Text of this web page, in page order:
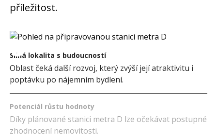
příležitost.
Silná lokalita s budoucností
Oblast čeká další rozvoj, který zvýší její atraktivitu i
poptávku po nájemním bydlení.
Potenciál růstu hodnoty
Díky plánované stanici metra D lze očekávat postupné
zhodnocení nemovitosti.